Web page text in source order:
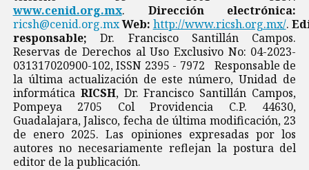
www.cenid.org.mx. Dirección electrónica:
ricsh@cenid.org.mxWeb: http://www.ricsh.org.mx/.
responsable; Dr. Francisco Santillán Campos.
Reservas de Derechos al Uso Exclusivo No: 04-2023-
031317020900-102, ISSN 2395 - 7972 Responsable de
la última actualización de este número, Unidad de
informática RICSH, Dr. Francisco Santillán Campos,
Pompeya 2705 Col Providencia C.P. 44630,
Guadalajara, Jalisco, fecha de última modificación, 23
de enero 2025. Las opiniones expresadas por los
autores no necesariamente reflejan la postura del
editor de la publicación.